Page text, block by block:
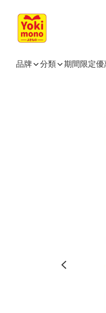
品牌 分類 期間限定優